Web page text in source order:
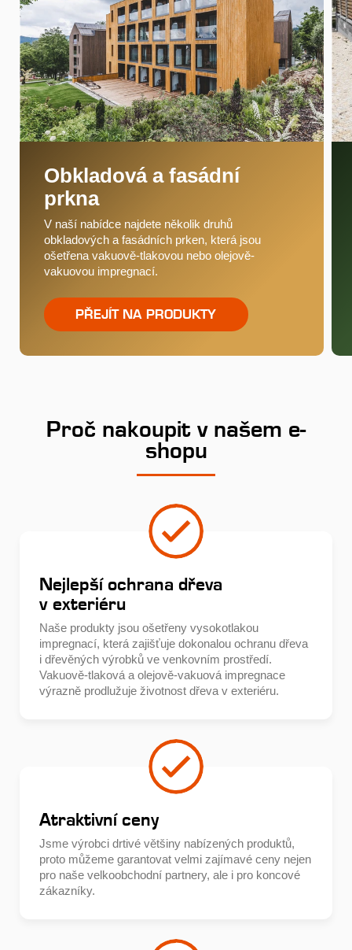
Obkladová a fasádní
prkna
V naší nabídce najdete několik druhů
obkladových a fasádních prken, která jsou
ošetřena vakuově-tlakovou nebo olejově-
vakuovou impregnací.
PŘEJÍT NA PRODUKTY
Proč nakoupit v našem e-
shopu
Nejlepší ochrana dřeva
v exteriéru
Naše produkty jsou ošetřeny vysokotlakou
impregnací, která zajišťuje dokonalou ochranu dřeva
i dřevěných výrobků ve venkovním prostředí.
Vakuově-tlaková a olejově-vakuová impregnace
výrazně prodlužuje životnost dřeva v exteriéru.
Atraktivní ceny
Jsme výrobci drtivé většiny nabízených produktů,
proto můžeme garantovat velmi zajímavé ceny nejen
pro naše velkoobchodní partnery, ale i pro koncové
zákazníky.